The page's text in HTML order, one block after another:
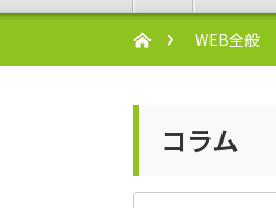
WEB全般
コラム